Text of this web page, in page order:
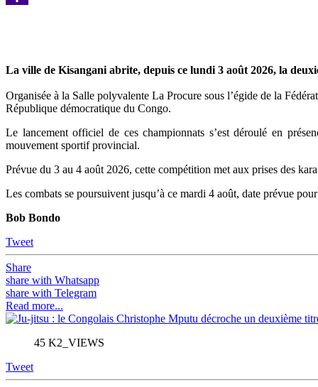
La ville de Kisangani abrite, depuis ce lundi 3 août 2026, la
Organisée à la Salle polyvalente La Procure sous l’égide de la
République démocratique du Congo.
Le lancement officiel de ces championnats s’est déroulé en
mouvement sportif provincial.
Prévue du 3 au 4 août 2026, cette compétition met aux prises des
Les combats se poursuivent jusqu’à ce mardi 4 août, date prévue
Bob Bondo
Tweet
Share
share with Whatsapp
share with Telegram
Read more...
45 K2_VIEWS
Tweet